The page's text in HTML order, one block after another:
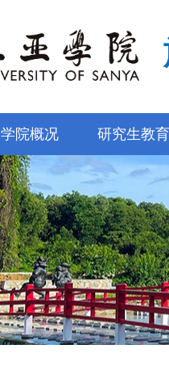
学院概况 研究生教育